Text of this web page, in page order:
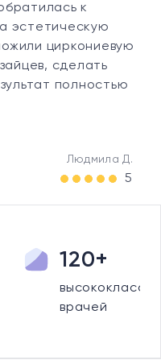
к
эстетическую
циркониевую
сделать
полностью
Людмила Д.
5
120+
врачей